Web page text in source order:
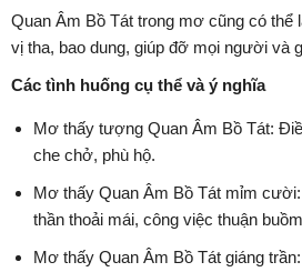
Quan Âm Bồ Tát trong mơ cũng có thể
vị tha, bao dung, giúp đỡ mọi người và
Các tình huống cụ thể và ý nghĩa
Mơ thấy tượng Quan Âm Bồ Tát:
che chở, phù hộ.
Mơ thấy Quan Âm Bồ Tát mỉm
thần thoải mái, công việc thuận
Mơ thấy Quan Âm Bồ Tát giáng